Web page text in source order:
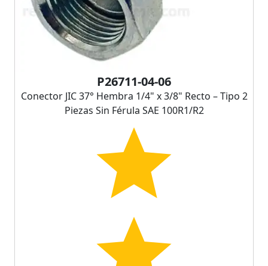
P26711-04-06
Conector JIC 37° Hembra 1/4" x 3/8" Recto – Tipo 2
Piezas Sin Férula SAE 100R1/R2